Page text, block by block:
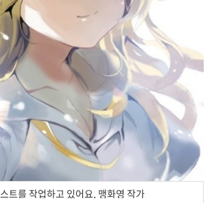
트를 작업하고 있어요, 맹화영 작가